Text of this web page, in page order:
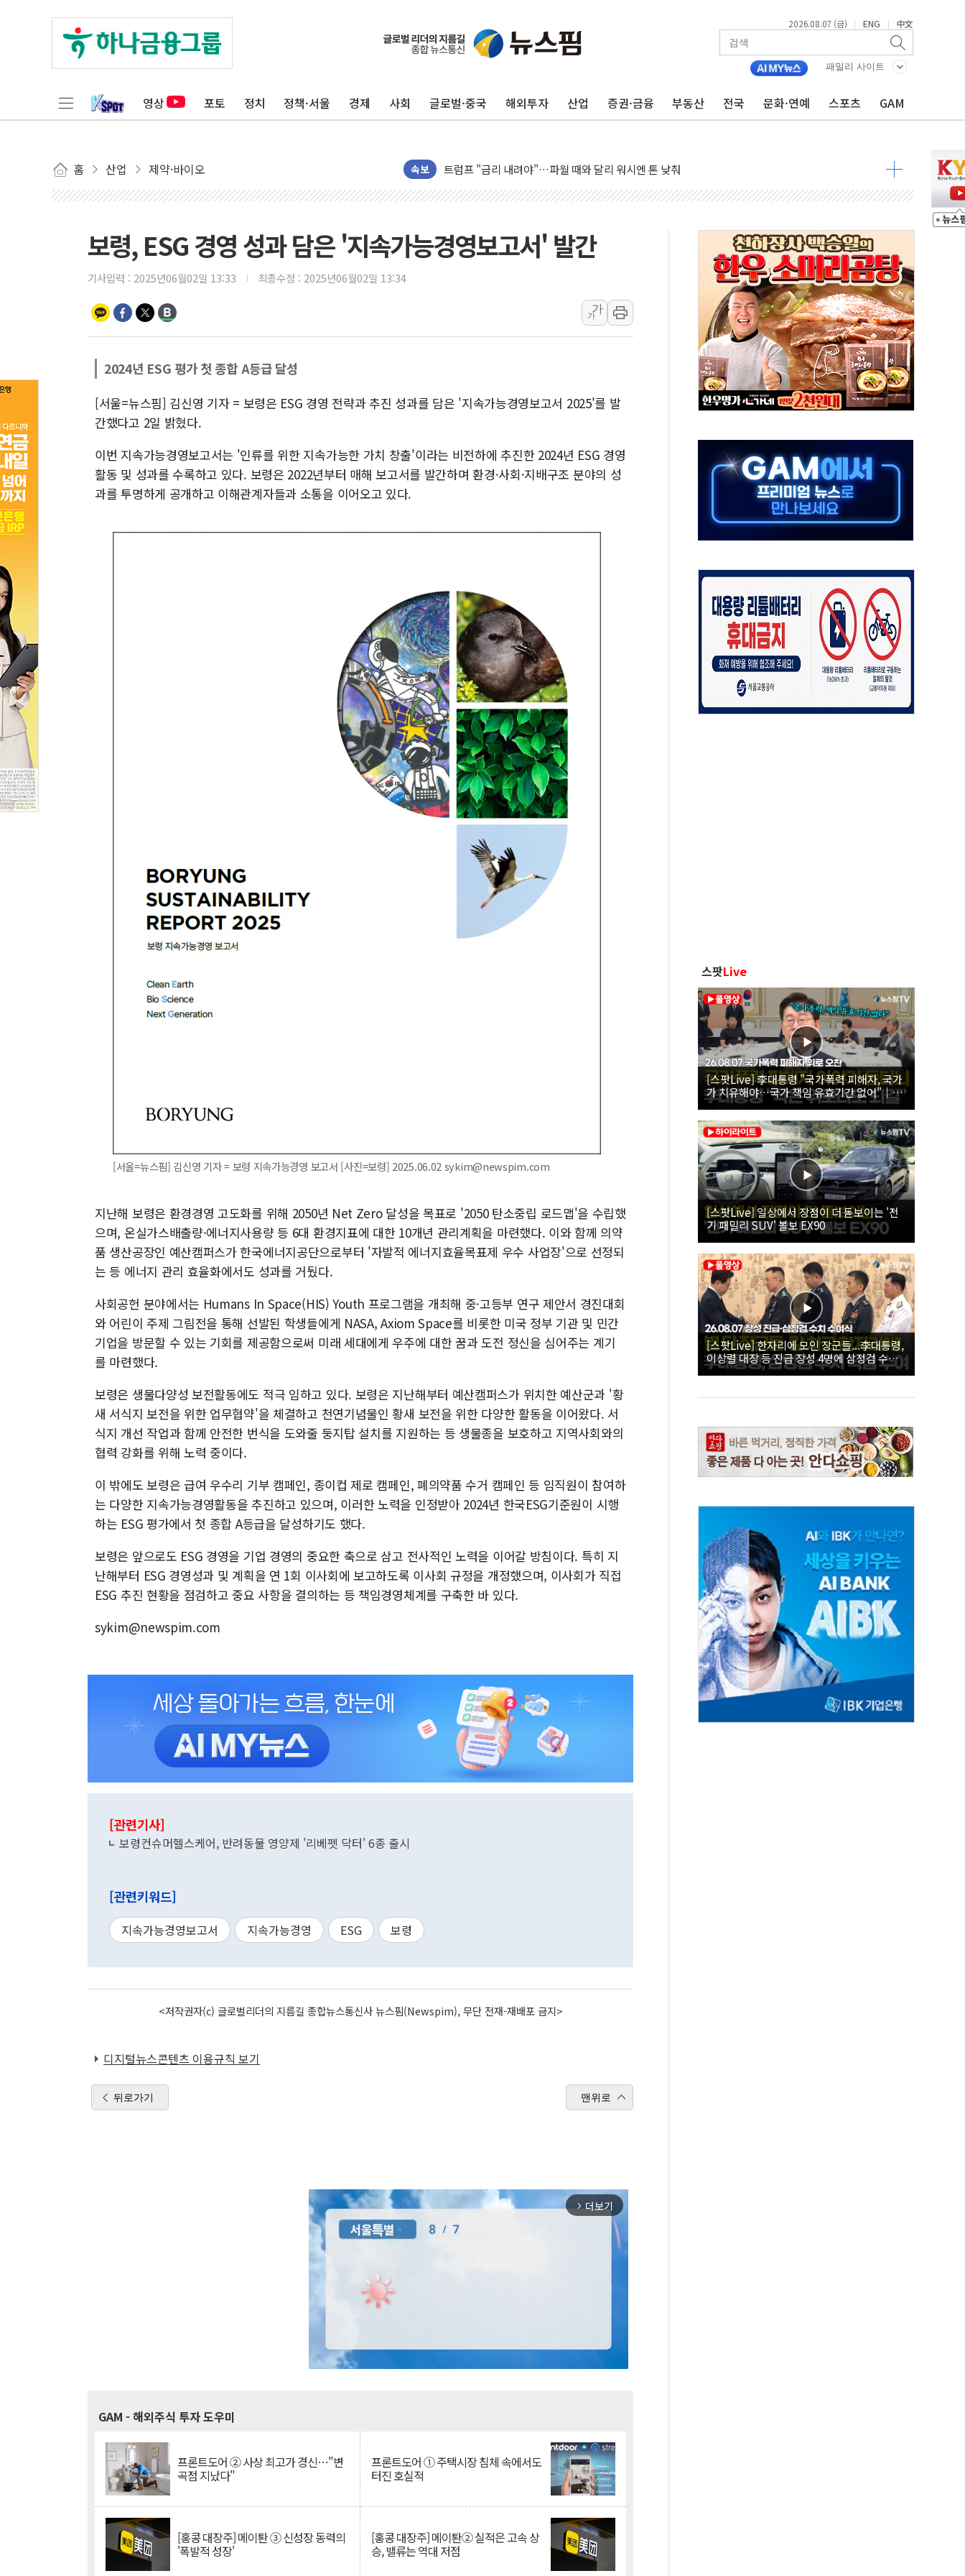
2026.08.07 (금) | ENG | 中文
패밀리 사이트
영상 포토 정치 정책·서울 경제 사회 글로벌·중국 해외투자 산업 증권·금융 부동산 전국 문화·연예 스포츠 GAM
홈 산업 제약·바이오 속보
뉴욕증시 프리뷰, 美 고용 쇼크에 금리 인상 우려 후퇴…나스닥 선물 1%대 상승
[종합] 美 7월 고용 2만3000명 감소 '쇼크'…9월 금리 인상 기대 후퇴
뉴욕증시 개장 전 특징주...아틀라시안·클라우드플레어·태양광주↑ VS 트레이드데스크·웬디스↓
보훈부, 미 DPAA와 MOU… "6·25 미군 실종자 7359명 끝까지 찾겠다"
특정 정치인 측근 포항시 정책특보 내정설...포항시 '시끌'
李 "해남 태양광, 대한민국 다음 100년 밑거름…수도권 집중 완화 전환점"
트럼프, 中 겨냥 폴리실리콘 관세 15% 부과…美 태양광주 급등
[사진] 빈살만과 에르도안의 만남
이란와이어 "이란 최고지도자 위독…곧 사망해도 놀랍지 않아"
남동발전, 해남군에 국내 최대 규모 400MW 태양광 착공…여의도 1.6배 규모
[인도증시] 중동 불안 속 유가 상승에 소폭 하락...금융주 낙폭 커
황희 '폐버스 청년주택' SNS 글 역풍에 "정부정책 아냐" 해명
폭염 누그러지고 가뭄 숙지나...경북동해안권 8~9일 최대 100mm 호우
사우디·튀르키예·파키스탄, '공동방위협정' 체결… 수니파 국가들의 새 안보 협력 구도
신길동 신축도 3.3㎡당 7250만원…써밋 클라비온 59㎡ 18억원대
[AI 부동산 투데이] 특공 전략도 '극과 극'…생애최초만 경쟁 치열
보령, ESG 경영 성과 담은 '지속가능경영보고서' 발간
기사입력 : 2025년06월02일 13:33 최종수정 : 2025년06월02일 13:34
가
가
2024년 ESG 평가 첫 종합 A등급 달성
[서울=뉴스핌] 김신영 기자 = 보령은 ESG 경영 전략과 추진 성과를 담은 '지속가능경영보고서 2025'를 발
간했다고 2일 밝혔다.
이번 지속가능경영보고서는 '인류를 위한 지속가능한 가치 창출'이라는 비전하에 추진한 2024년 ESG 경영
활동 및 성과를 수록하고 있다. 보령은 2022년부터 매해 보고서를 발간하며 환경·사회·지배구조 분야의 성
과를 투명하게 공개하고 이해관계자들과 소통을 이어오고 있다.
[서울=뉴스핌] 김신영 기자 = 보령 지속가능경영 보고서 [사진=보령] 2025.06.02 sykim@newspim.com
지난해 보령은 환경경영 고도화를 위해 2050년 Net Zero 달성을 목표로 '2050 탄소중립 로드맵'을 수립했
으며, 온실가스배출량·에너지사용량 등 6대 환경지표에 대한 10개년 관리계획을 마련했다. 이와 함께 의약
품 생산공장인 예산캠퍼스가 한국에너지공단으로부터 '자발적 에너지효율목표제 우수 사업장'으로 선정되
는 등 에너지 관리 효율화에서도 성과를 거뒀다.
사회공헌 분야에서는 Humans In Space(HIS) Youth 프로그램을 개최해 중·고등부 연구 제안서 경진대회
와 어린이 주제 그림전을 통해 선발된 학생들에게 NASA, Axiom Space를 비롯한 미국 정부 기관 및 민간
기업을 방문할 수 있는 기회를 제공함으로써 미래 세대에게 우주에 대한 꿈과 도전 정신을 심어주는 계기
를 마련했다.
보령은 생물다양성 보전활동에도 적극 임하고 있다. 보령은 지난해부터 예산캠퍼스가 위치한 예산군과 '황
새 서식지 보전을 위한 업무협약'을 체결하고 천연기념물인 황새 보전을 위한 다양한 활동을 이어왔다. 서
식지 개선 작업과 함께 안전한 번식을 도와줄 둥지탑 설치를 지원하는 등 생물종을 보호하고 지역사회와의
협력 강화를 위해 노력 중이다.
이 밖에도 보령은 급여 우수리 기부 캠페인, 종이컵 제로 캠페인, 폐의약품 수거 캠페인 등 임직원이 참여하
는 다양한 지속가능경영활동을 추진하고 있으며, 이러한 노력을 인정받아 2024년 한국ESG기준원이 시행
하는 ESG 평가에서 첫 종합 A등급을 달성하기도 했다.
보령은 앞으로도 ESG 경영을 기업 경영의 중요한 축으로 삼고 전사적인 노력을 이어갈 방침이다. 특히 지
난해부터 ESG 경영성과 및 계획을 연 1회 이사회에 보고하도록 이사회 규정을 개정했으며, 이사회가 직접
ESG 추진 현황을 점검하고 중요 사항을 결의하는 등 책임경영체계를 구축한 바 있다.
sykim@newspim.com
[관련기사]
보령컨슈머헬스케어, 반려동물 영양제 '리베펫 닥터' 6종 출시
[관련키워드]
지속가능경영보고서 지속가능경영 ESG 보령
<저작권자(c) 글로벌리더의 지름길 종합뉴스통신사 뉴스핌(Newspim), 무단 전재-재배포 금지>
디지털뉴스콘텐츠 이용규칙 보기
뒤로가기 맨위로
arrow_forward_ios 더보기
GAM - 해외주식 투자 도우미
프론트도어 ② 사상 최고가 경신…"변
곡점 지났다"
프론트도어 ① 주택시장 침체 속에서도
터진 호실적
[홍콩 대장주] 메이퇀 ③ 신성장 동력의
'폭발적 성장'
[홍콩 대장주] 메이퇀② 실적은 고속 상
승, 밸류는 역대 저점
스팟Live
[스팟Live] 李대통령 "국가폭력 피해자, 국가
가 치유해야…국가 책임 유효기간 없어"｜
26.08.07 국가폭력 피해자 위로 오찬
[스팟Live] 일상에서 장점이 더 돋보이는 '전
기 패밀리 SUV' 볼보 EX90
[스팟Live] 한자리에 모인 장군들...李대통령,
이상렬 대장 등 진급 장성 4명에 삼정검 수치
직접 수여｜26.08.07 장성 진급·삼정검 수치